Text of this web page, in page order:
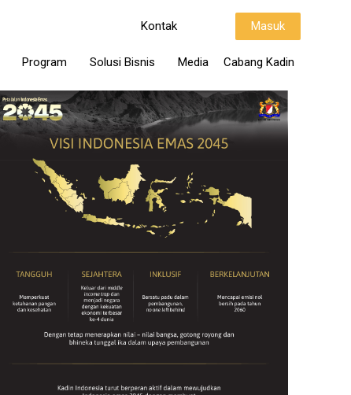
Kontak Masuk
Program Solusi Bisnis Media Cabang Kadin